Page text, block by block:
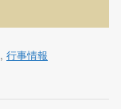
, 行事情報